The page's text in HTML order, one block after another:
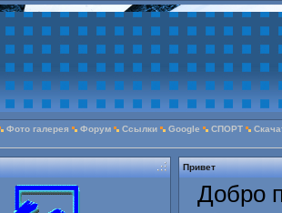
Фото галерея Форум Ссылки Google СПОРТ
Привет
Добро